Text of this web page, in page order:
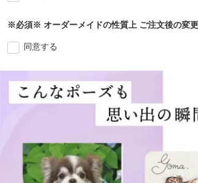
※必須※ オーダーメイドの性質上 ご注文後の変
同意する